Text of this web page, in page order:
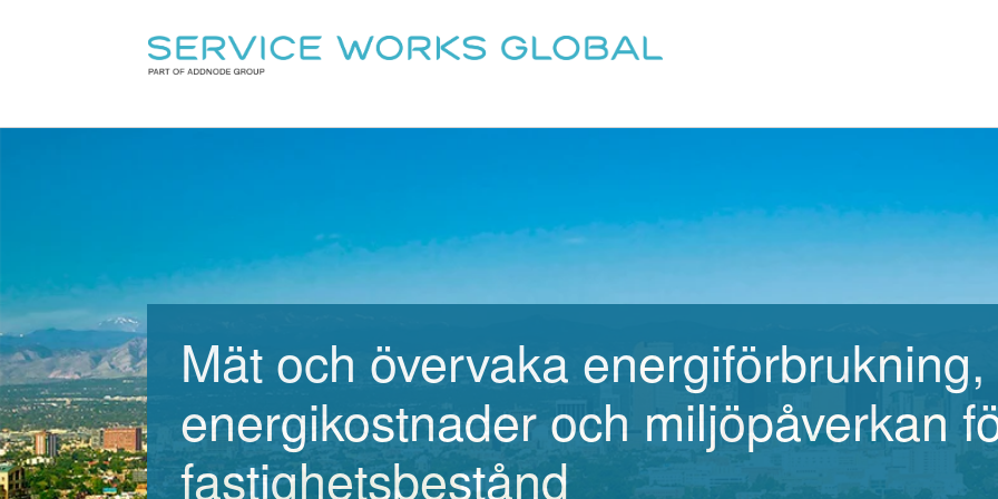
Mät och övervaka energiförbrukning,
energikostnader och miljöpåverkan
fastighetsbestånd